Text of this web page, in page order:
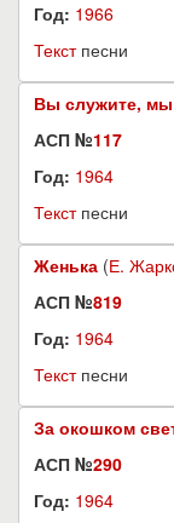
Год: 1966
Текстпесни
Вы служите,
АСП №117
Год: 1964
Текстпесни
Женька (Е.
АСП №819
Год: 1964
Текстпесни
За окошком
АСП №290
Год: 1964